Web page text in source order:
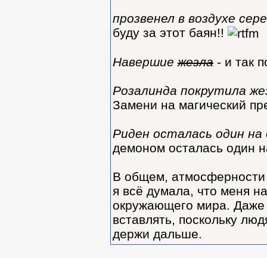
прозвенел в воздухе
буду за этот баян!!
Навершие жезла - и так
Розалинда покрутила
Замени на магический
Риден осталась один
демоном осталась один
В общем,
я всё думала, что меня
окружающего мира.
вставлять, поскольку
держи дальше.